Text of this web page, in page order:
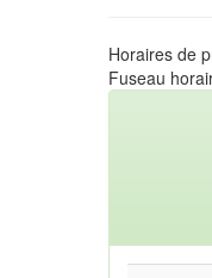
Horaires de
Fuseau